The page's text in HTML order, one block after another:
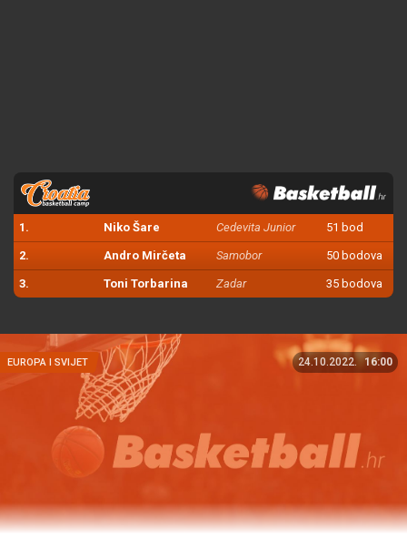
1. Niko Šare Cedevita Junior 51 bod
2. Andro Mirčeta Samobor 50 bodova
3. Toni Torbarina Zadar 35 bodova
EUROPA I SVIJET 24.10.2022. 16:00